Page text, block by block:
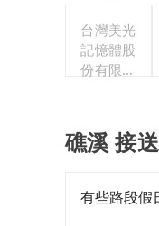
台灣美光
記憶體股
份有限公
礁溪 接
有些路段假